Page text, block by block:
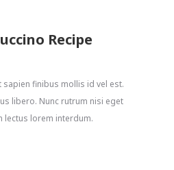
Recipe
sapien finibus mollis id vel est.
libero. Nunc rutrum nisi eget
lectus lorem interdum.